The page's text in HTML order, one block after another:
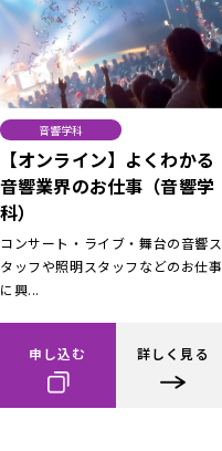
音響学科
【オンライン】よくわかる
音響業界のお仕事（音響学
科）
コンサート・ライブ・舞台の音響ス
タッフや照明スタッフなどのお仕事
に興...
申し込む 詳しく見る